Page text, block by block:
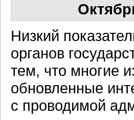
Низкий
органов
тем, что многие
обновленные
с проводимой